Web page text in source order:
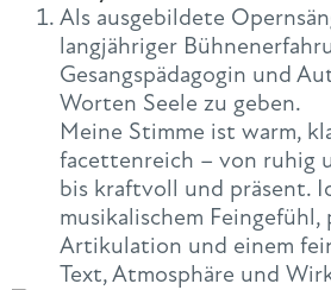
Als ausgebildete
langjähriger
Gesangspädagogin und
Worten Seele zu geben.
Meine Stimme ist warm,
facettenreich – von ruhig
bis kraftvoll und präsent.
musikalischem Feingefühl,
Artikulation und einem
Text, Atmosphäre und